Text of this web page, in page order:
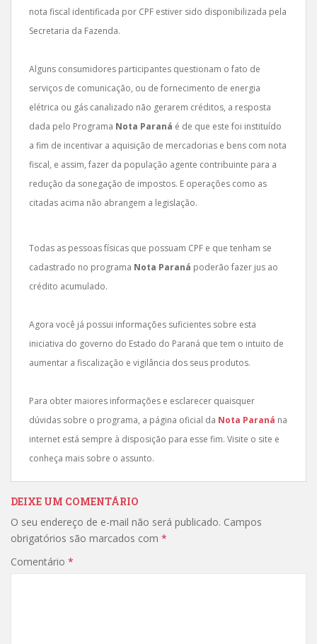
nota fiscal identificada por CPF estiver sido disponibilizada pela
Secretaria da Fazenda.
Alguns consumidores participantes questionam o fato de
serviços de comunicação, ou de fornecimento de energia
elétrica ou gás canalizado não gerarem créditos, a resposta
dada pelo Programa Nota Paraná é de que este foi instituído
a fim de incentivar a aquisição de mercadorias e bens com nota
fiscal, e assim, fazer da população agente contribuinte para a
redução da sonegação de impostos. E operações como as
citadas acima não abrangem a legislação.
Todas as pessoas físicas que possuam CPF e que tenham se
cadastrado no programa Nota Paraná poderão fazer jus ao
crédito acumulado.
Agora você já possui informações suficientes sobre esta
iniciativa do governo do Estado do Paraná que tem o intuito de
aumentar a fiscalização e vigilância dos seus produtos.
Para obter maiores informações e esclarecer quaisquer
dúvidas sobre o programa, a página oficial da Nota Paraná na
internet está sempre à disposição para esse fim. Visite o site e
conheça mais sobre o assunto.
DEIXE UM COMENTÁRIO
O seu endereço de e-mail não será publicado. Campos
obrigatórios são marcados com *
Comentário *